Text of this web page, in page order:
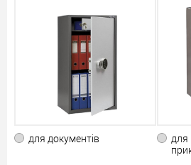
для зберігання готівкових коштів
різного роду колекційних
умовах. Також вони охоплюють
ювелірних магазинів з
компонуванням у вигляді
для документів
для